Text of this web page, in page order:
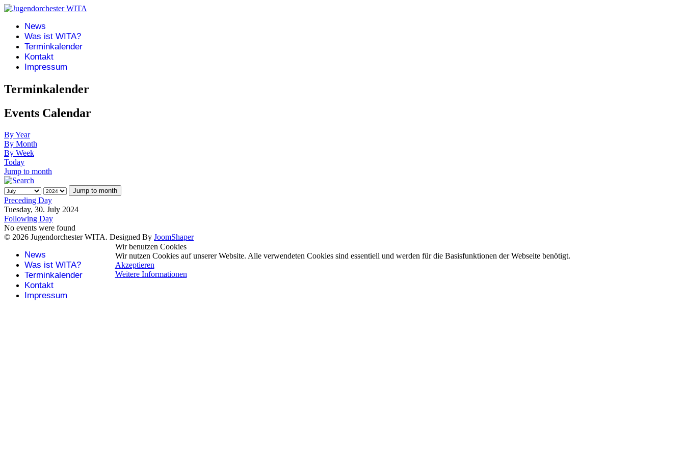
News
Was ist WITA?
Terminkalender
Kontakt
Impressum
Terminkalender
Events Calendar
By Year
By Month
By Week
Today
Jump to month
Jump to month
Preceding Day
Tuesday, 30. July 2024
Following Day
No events were found
© 2026 Jugendorchester WITA. Designed By JoomShaper
News
Was ist WITA?
Terminkalender
Kontakt
Impressum
Wir benutzen Cookies
Wir nutzen Cookies auf unserer Website. Alle verwendeten Cookies sind essentiell und werden für die Basisfunktionen der Webseite benötigt.
Akzeptieren
Weitere Informationen